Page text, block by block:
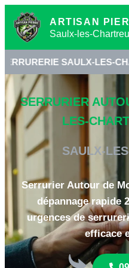
ARTISAN
Saulx-les-
SAULX-LES-CHARTREUX
SERRURIER
LES-
SAULX-
Serrurier Autour de
dépannage rapide
urgences de
efficace